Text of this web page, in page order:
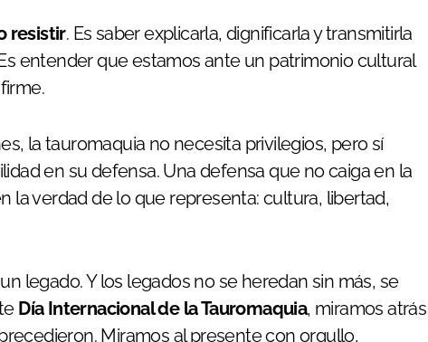
resistir. Es saber explicarla, dignificarla y transmitirla
entender que estamos ante un patrimonio cultural
la tauromaquia no necesita privilegios, pero sí
en su defensa. Una defensa que no caiga en la
la verdad de lo que representa: cultura, libertad,
legado. Y los legados no se heredan sin más, se
Día Internacional de la Tauromaquia, miramos atrás
Miramos al presente con orgullo,